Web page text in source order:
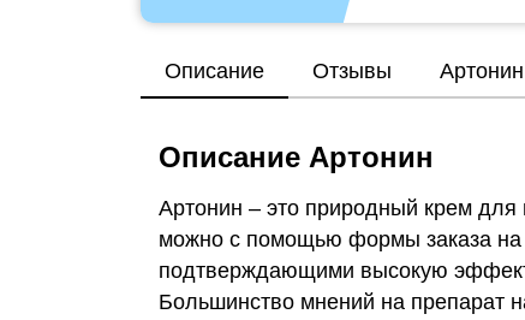
Описание Отзывы
Описание Артонин
Артонин – это природный крем для
можно с помощью формы заказа на
подтверждающими высокую
Большинство мнений на препарат